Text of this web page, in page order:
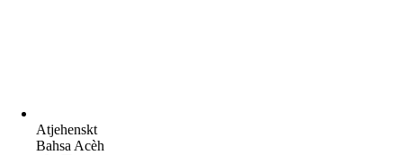
Atjehenskt
Bahsa Acèh